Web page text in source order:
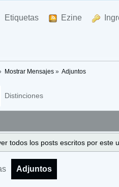
Etiquetas Ezine
Mostrar Mensajes» Adjuntos
Distinciones
todos los posts escritos por este
Adjuntos